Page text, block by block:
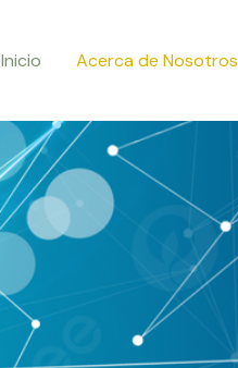
Inicio Acerca de Nosotros